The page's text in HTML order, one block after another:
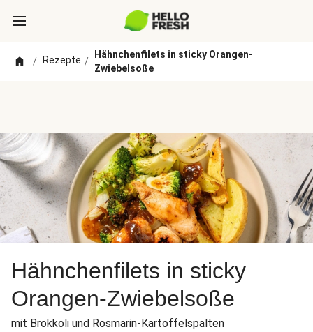
/ Rezepte /
Hähnchenfilets in sticky Orangen-
Zwiebelsoße
Hähnchenfilets in sticky
Orangen-Zwiebelsoße
mit Brokkoli und Rosmarin-Kartoffelspalten